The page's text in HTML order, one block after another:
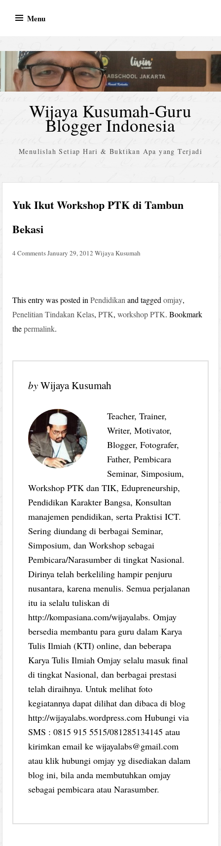
Menu
Wijaya Kusumah-Guru
Blogger Indonesia
Menulislah Setiap Hari & Buktikan Apa yang Terjadi
Yuk Ikut Workshop PTK di Tambun
Bekasi
4 CommentsJanuary 29, 2012 Wijaya Kusumah
This entry was posted inPendidikan and taggedomjay,
Penelitian Tindakan Kelas,PTK,workshop PTK. Bookmark
thepermalink.
byWijaya Kusumah
Teacher, Trainer,
Writer, Motivator,
Blogger, Fotografer,
Father, Pembicara
Seminar, Simposium,
Workshop PTK dan TIK, Edupreneurship,
Pendidikan Karakter Bangsa, Konsultan
manajemen pendidikan, serta Praktisi ICT.
Sering diundang di berbagai Seminar,
Simposium, dan Workshop sebagai
Pembicara/Narasumber di tingkat Nasional.
Dirinya telah berkeliling hampir penjuru
nusantara, karena menulis. Semua perjalanan
itu ia selalu tuliskan di
http://kompasiana.com/wijayalabs. Omjay
bersedia membantu para guru dalam Karya
Tulis Ilmiah (KTI) online, dan beberapa
Karya Tulis Ilmiah Omjay selalu masuk final
di tingkat Nasional, dan berbagai prestasi
telah diraihnya. Untuk melihat foto
kegiatannya dapat dilihat dan dibaca di blog
http://wijayalabs.wordpress.com Hubungi via
SMS : 0815 915 5515/081285134145 atau
kirimkan email ke wijayalabs@gmail.com
atau klik hubungi omjay yg disediakan dalam
blog ini, bila anda membutuhkan omjay
sebagai pembicara atau Narasumber.